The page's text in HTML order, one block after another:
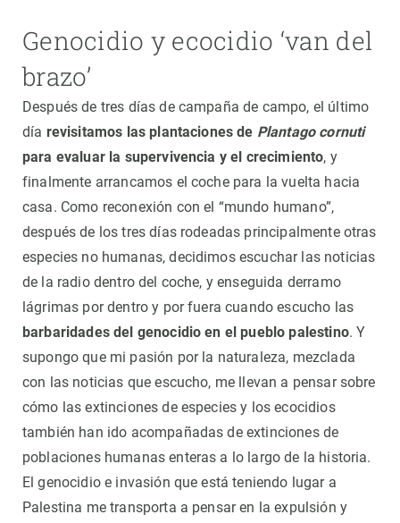
Genocidio y ecocidio ‘van del
brazo’
Después de tres días de campaña de campo, el último
día revisitamos las plantaciones de Plantago cornuti
para evaluar la supervivencia y el crecimiento, y
finalmente arrancamos el coche para la vuelta hacia
casa. Como reconexión con el “mundo humano”,
después de los tres días rodeadas principalmente otras
especies no humanas, decidimos escuchar las noticias
de la radio dentro del coche, y enseguida derramo
lágrimas por dentro y por fuera cuando escucho las
barbaridades del genocidio en el pueblo palestino. Y
supongo que mi pasión por la naturaleza, mezclada
con las noticias que escucho, me llevan a pensar sobre
cómo las extinciones de especies y los ecocidios
también han ido acompañadas de extinciones de
poblaciones humanas enteras a lo largo de la historia.
El genocidio e invasión que está teniendo lugar a
Palestina me transporta a pensar en la expulsión y